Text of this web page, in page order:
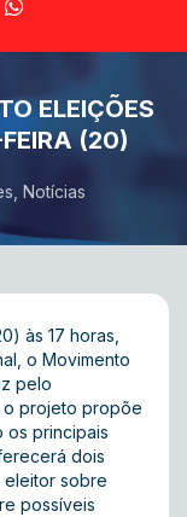
ELEIÇÕES
(20)
Notícias
às 17 horas,
o Movimento
pelo
o projeto propõe
os principais
dois
eleitor sobre
possíveis